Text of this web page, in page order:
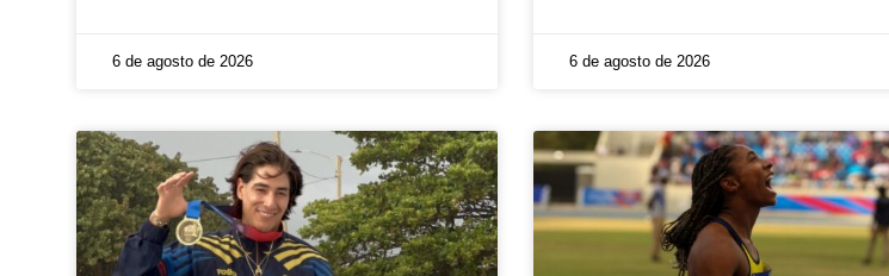
6 de agosto de 2026 6 de agosto de 2026